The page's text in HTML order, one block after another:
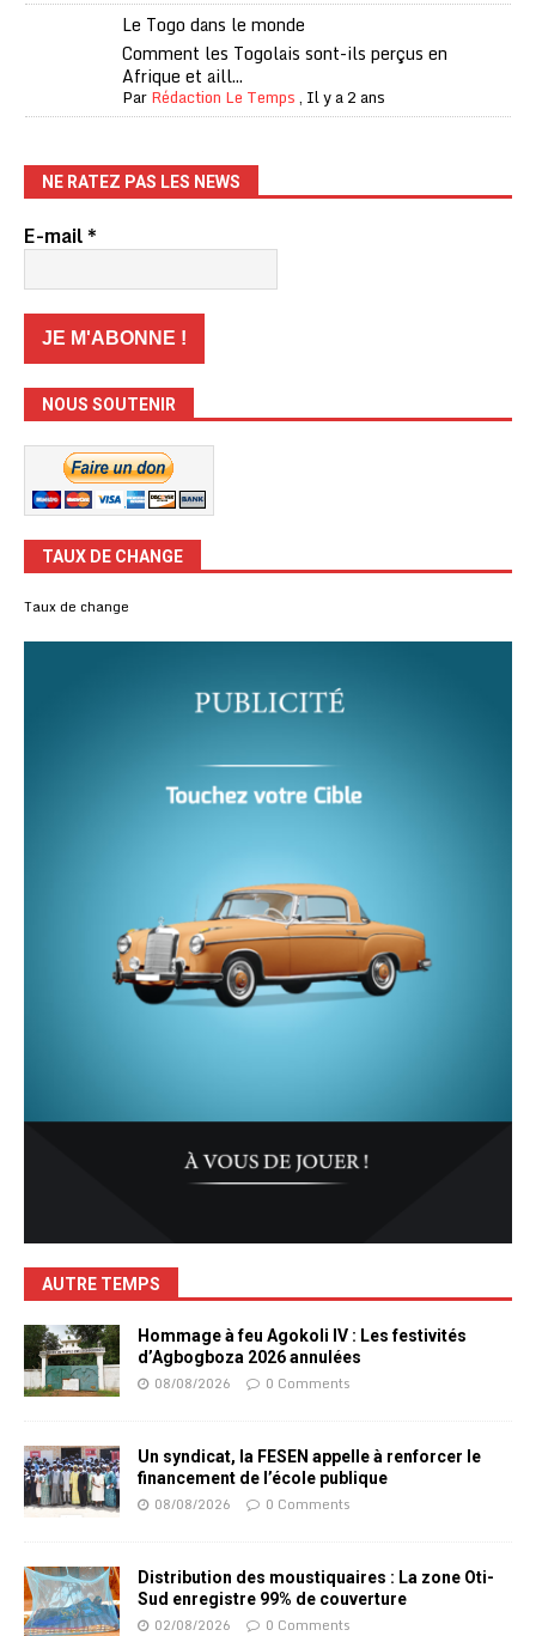
Le Togo dans le monde
Comment les Togolais sont-ils perçus en
Afrique et aill...
ParRédaction Le Temps, Il y a 2 ans
NE RATEZ PAS LES NEWS
E-mail*
NOUS SOUTENIR
TAUX DE CHANGE
Taux de change
AUTRE TEMPS
Hommage à feu Agokoli IV : Les festivités
d’Agbogboza 2026 annulées
08/08/2026 0 Comments
Un syndicat, la FESEN appelle à renforcer le
financement de l’école publique
08/08/2026 0 Comments
Distribution des moustiquaires : La zone Oti-
Sud enregistre 99% de couverture
02/08/2026 0 Comments